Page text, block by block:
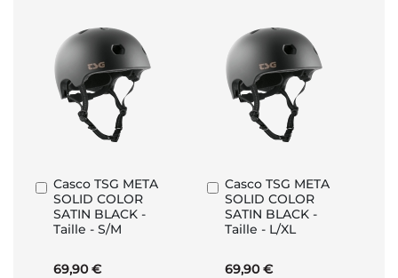
Casco TSG META
SOLID COLOR
SATIN BLACK -
Taille - S/M
69,90 €
Aggiungi
al
Carrello
Casco TSG META
SOLID COLOR
SATIN BLACK -
Taille - L/XL
69,90 €
Aggiungi
al
Carrello